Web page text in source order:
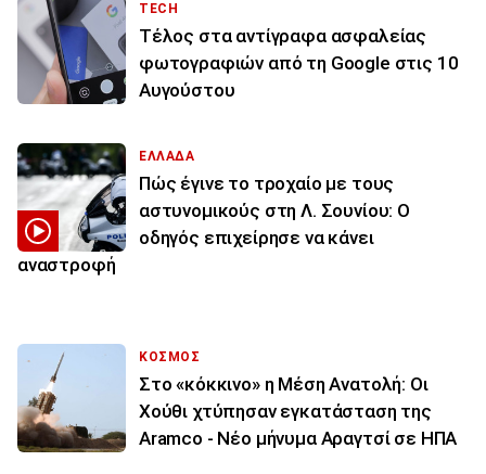
TECH
Τέλος στα αντίγραφα ασφαλείας
φωτογραφιών από τη Google στις 10
Αυγούστου
ΕΛΛΑΔΑ
Πώς έγινε το τροχαίο με τους
αστυνομικούς στη Λ. Σουνίου: Ο
οδηγός επιχείρησε να κάνει
αναστροφή
ΚΟΣΜΟΣ
Στο «κόκκινο» η Μέση Ανατολή: Οι
Χούθι χτύπησαν εγκατάσταση της
Aramco - Νέο μήνυμα Αραγτσί σε ΗΠΑ